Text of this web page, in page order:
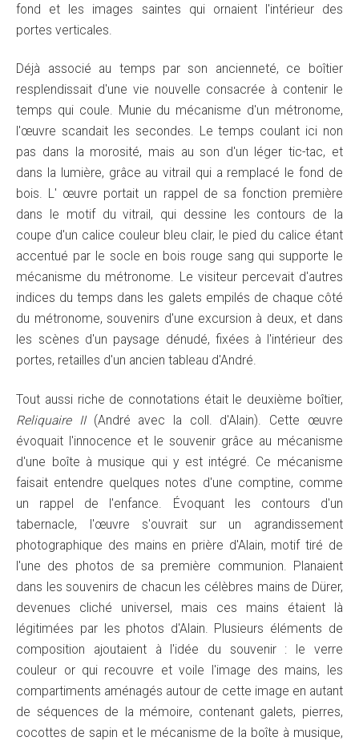
fond et les images saintes qui ornaient l'intérieur des
portes verticales.
Déjà associé au temps par son ancienneté, ce boîtier
resplendissait d'une vie nouvelle consacrée à contenir le
temps qui coule. Munie du mécanisme d'un métronome,
l'œuvre scandait les secondes. Le temps coulant ici non
pas dans la morosité, mais au son d'un léger tic-tac, et
dans la lumière, grâce au vitrail qui a remplacé le fond de
bois. L' œuvre portait un rappel de sa fonction première
dans le motif du vitrail, qui dessine les contours de la
coupe d'un calice couleur bleu clair, le pied du calice étant
accentué par le socle en bois rouge sang qui supporte le
mécanisme du métronome. Le visiteur percevait d'autres
indices du temps dans les galets empilés de chaque côté
du métronome, souvenirs d'une excursion à deux, et dans
les scènes d'un paysage dénudé, fixées à l'intérieur des
portes, retailles d'un ancien tableau d'André.
Tout aussi riche de connotations était le deuxième boîtier,
Reliquaire II(André avec la coll. d'Alain). Cette œuvre
évoquait l'innocence et le souvenir grâce au mécanisme
d'une boîte à musique qui y est intégré. Ce mécanisme
faisait entendre quelques notes d'une comptine, comme
un rappel de l'enfance. Évoquant les contours d'un
tabernacle, l'œuvre s'ouvrait sur un agrandissement
photographique des mains en prière d'Alain, motif tiré de
l'une des photos de sa première communion. Planaient
dans les souvenirs de chacun les célèbres mains de Dürer,
devenues cliché universel, mais ces mains étaient là
légitimées par les photos d'Alain. Plusieurs éléments de
composition ajoutaient à l'idée du souvenir : le verre
couleur or qui recouvre et voile l'image des mains, les
compartiments aménagés autour de cette image en autant
de séquences de la mémoire, contenant galets, pierres,
cocottes de sapin et le mécanisme de la boîte à musique,